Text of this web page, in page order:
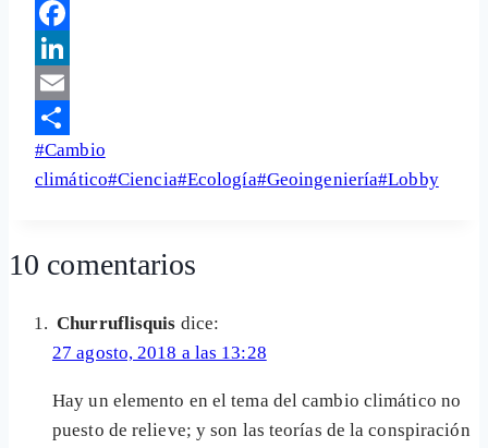
Telegram
Facebook
LinkedIn
Email
Share
Etiquetas
de
#Cambio
climático#Ciencia#Ecología#Geoingeniería#Lobby
10 comentarios
Churruflisquis dice:
27 agosto, 2018 a las 13:28
Hay un elemento en el tema del cambio climático no
puesto de relieve; y son las teorías de la conspiración